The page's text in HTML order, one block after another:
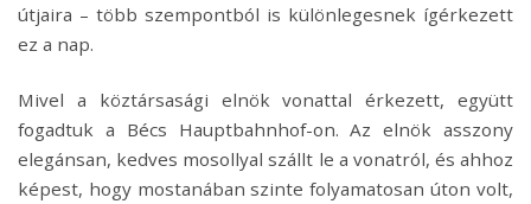
útjaira – több szempontból is különlegesnek ígérkezett
ez a nap.
Mivel a köztársasági elnök vonattal érkezett, együtt
fogadtuk a Bécs Hauptbahnhof-on. Az elnök asszony
elegánsan, kedves mosollyal szállt le a vonatról, és ahhoz
képest, hogy mostanában szinte folyamatosan úton volt,